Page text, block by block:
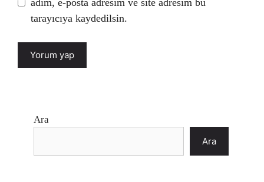
adım, e-posta adresim ve site adresim bu
tarayıcıya kaydedilsin.
Ara
Ara